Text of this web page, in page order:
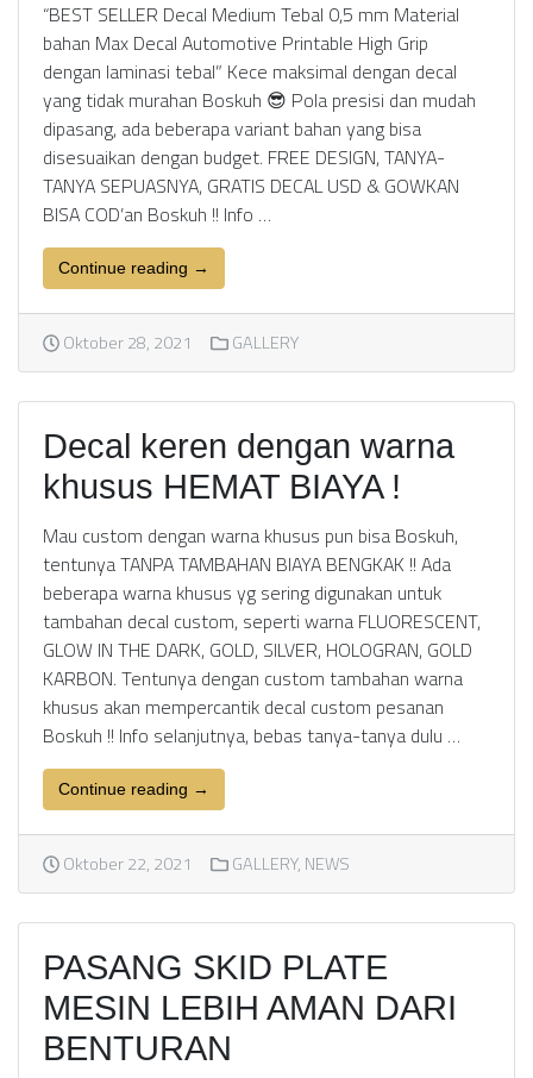
“BEST SELLER Decal Medium Tebal 0,5 mm Material
bahan Max Decal Automotive Printable High Grip
dengan laminasi tebal” Kece maksimal dengan decal
yang tidak murahan Boskuh 😎 Pola presisi dan mudah
dipasang, ada beberapa variant bahan yang bisa
disesuaikan dengan budget. FREE DESIGN, TANYA-
TANYA SEPUASNYA, GRATIS DECAL USD & GOWKAN
BISA COD’an Boskuh !! Info …
Continue reading →
Oktober 28, 2021 GALLERY
Decal keren dengan warna
khusus HEMAT BIAYA !
Mau custom dengan warna khusus pun bisa Boskuh,
tentunya TANPA TAMBAHAN BIAYA BENGKAK !! Ada
beberapa warna khusus yg sering digunakan untuk
tambahan decal custom, seperti warna FLUORESCENT,
GLOW IN THE DARK, GOLD, SILVER, HOLOGRAN, GOLD
KARBON. Tentunya dengan custom tambahan warna
khusus akan mempercantik decal custom pesanan
Boskuh !! Info selanjutnya, bebas tanya-tanya dulu …
Continue reading →
Oktober 22, 2021 GALLERY,NEWS
PASANG SKID PLATE
MESIN LEBIH AMAN DARI
BENTURAN